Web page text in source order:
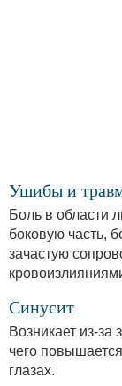
Ушибы и
Боль в области
боковую часть,
зачастую
Синусит
Возникает из-за
чего
глазах.